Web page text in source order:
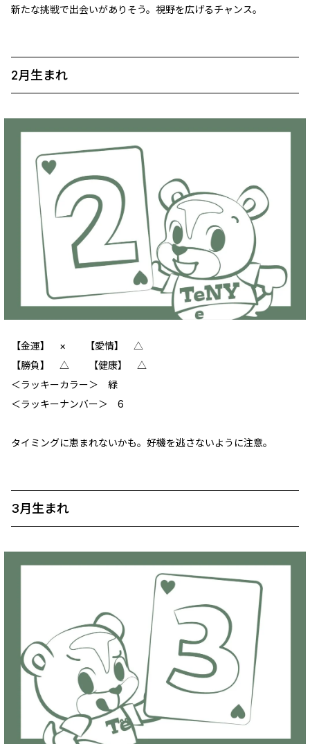
新たな挑戦で出会いがありそう。視野を広げるチャンス。
2月生まれ
【金運】 × 【愛情】 △
【勝負】 △ 【健康】 △
＜ラッキーカラー＞ 緑
＜ラッキーナンバー＞ 6
タイミングに恵まれないかも。好機を逃さないように注意。
3月生まれ